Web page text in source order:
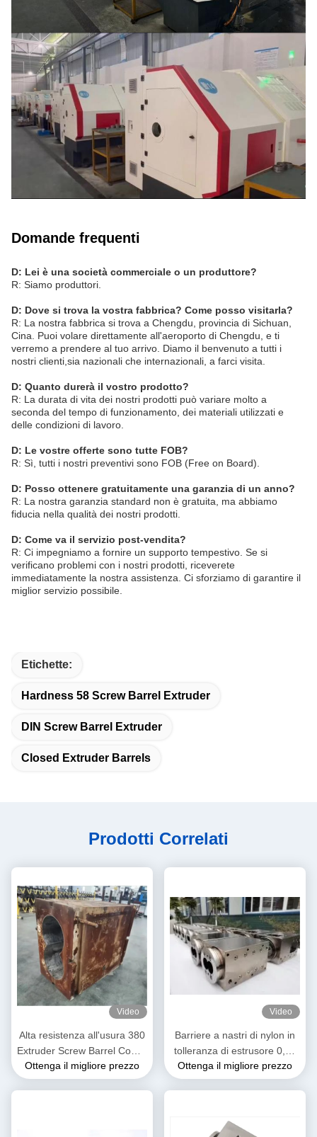
Domande frequenti
D: Lei è una società commerciale o un produttore?
R: Siamo produttori.
D: Dove si trova la vostra fabbrica? Come posso visitarla?
R: La nostra fabbrica si trova a Chengdu, provincia di Sichuan,
Cina. Puoi volare direttamente all'aeroporto di Chengdu, e ti
verremo a prendere al tuo arrivo. Diamo il benvenuto a tutti i
nostri clienti,sia nazionali che internazionali, a farci visita.
D: Quanto durerà il vostro prodotto?
R: La durata di vita dei nostri prodotti può variare molto a
seconda del tempo di funzionamento, dei materiali utilizzati e
delle condizioni di lavoro.
D: Le vostre offerte sono tutte FOB?
R: Sì, tutti i nostri preventivi sono FOB (Free on Board).
D: Posso ottenere gratuitamente una garanzia di un anno?
R: La nostra garanzia standard non è gratuita, ma abbiamo
fiducia nella qualità dei nostri prodotti.
D: Come va il servizio post-vendita?
R: Ci impegniamo a fornire un supporto tempestivo. Se si
verificano problemi con i nostri prodotti, riceverete
immediatamente la nostra assistenza. Ci sforziamo di garantire il
miglior servizio possibile.
Etichette:
Hardness 58 Screw Barrel Extruder
DIN Screw Barrel Extruder
Closed Extruder Barrels
Prodotti Correlati
Video
Alta resistenza all'usura 380
Extruder Screw Barrel Combi
Barrel Per Petrochimico
Ottenga il migliore prezzo
Video
Barriere a nastri di nylon in
tolleranza di estrusore 0,02
mm per la macchina di
estrusione di plastica
Ottenga il migliore prezzo